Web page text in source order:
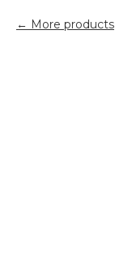
More products